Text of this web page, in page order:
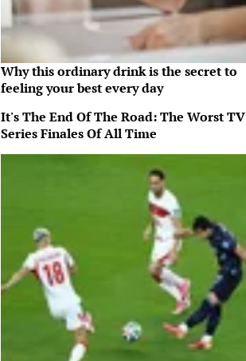
Why this ordinary drink is the secret to
feeling your best every day
It's The End Of The Road: The Worst TV
Series Finales Of All Time